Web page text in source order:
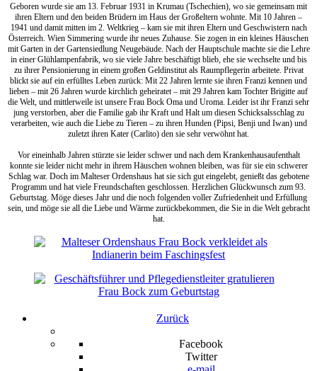
Geboren wurde sie am 13. Februar 1931 in Krumau (Tschechien), wo sie gemeinsam mit
ihren Eltern und den beiden Brüdern im Haus der Großeltern wohnte. Mit 10 Jahren –
1941 und damit mitten im 2. Weltkrieg – kam sie mit ihren Eltern und Geschwistern nach
Österreich. Wien Simmering wurde ihr neues Zuhause. Sie zogen in ein kleines Häuschen
mit Garten in der Gartensiedlung Neugebäude. Nach der Hauptschule machte sie die Lehre
in einer Glühlampenfabrik, wo sie viele Jahre beschäftigt blieb, ehe sie wechselte und bis
zu ihrer Pensionierung in einem großen Geldinstitut als Raumpflegerin arbeitete. Privat
blickt sie auf ein erfülltes Leben zurück: Mit 22 Jahren lernte sie ihren Franzi kennen und
lieben – mit 26 Jahren wurde kirchlich geheiratet – mit 29 Jahren kam Tochter Brigitte auf
die Welt, und mittlerweile ist unsere Frau Bock Oma und Uroma. Leider ist ihr Franzi sehr
jung verstorben, aber die Familie gab ihr Kraft und Halt um diesen Schicksalsschlag zu
verarbeiten, wie auch die Liebe zu Tieren – zu ihren Hunden (Pipsi, Benji und Iwan) und
zuletzt ihren Kater (Carlito) den sie sehr verwöhnt hat.
Vor eineinhalb Jahren stürzte sie leider schwer und nach dem Krankenhausaufenthalt
konnte sie leider nicht mehr in ihrem Häuschen wohnen bleiben, was für sie ein schwerer
Schlag war. Doch im Malteser Ordenshaus hat sie sich gut eingelebt, genießt das gebotene
Programm und hat viele Freundschaften geschlossen. Herzlichen Glückwunsch zum 93.
Geburtstag. Möge dieses Jahr und die noch folgenden voller Zufriedenheit und Erfüllung
sein, und möge sie all die Liebe und Wärme zurückbekommen, die Sie in die Welt gebracht
hat.
Zurück
Facebook
Twitter